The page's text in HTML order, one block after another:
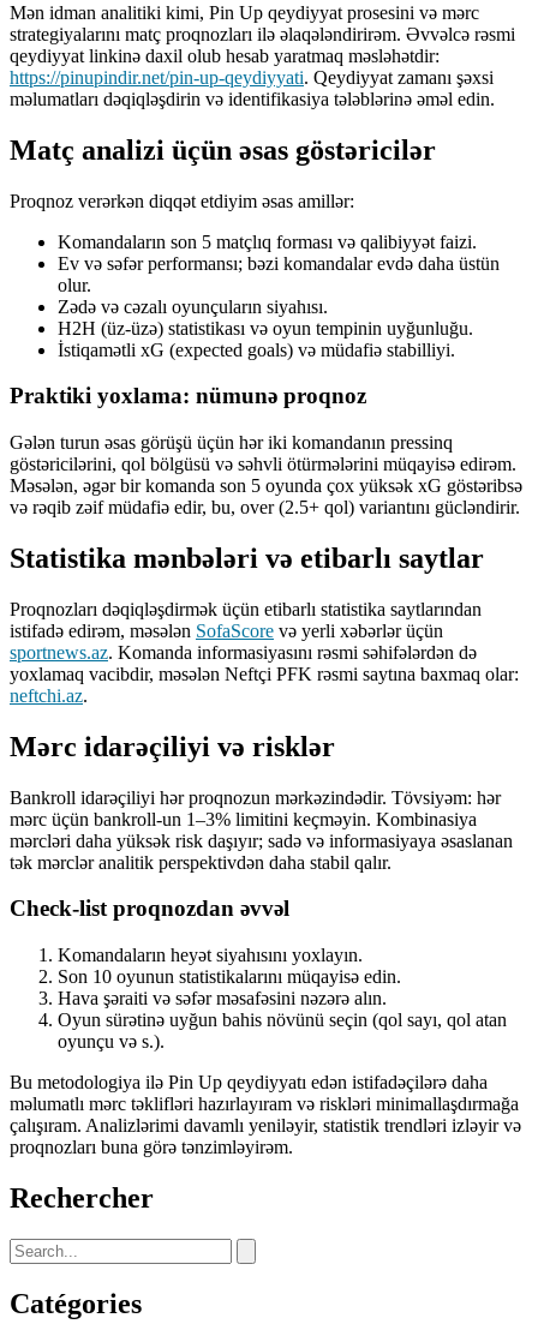
Mən idman analitiki kimi, Pin Up qeydiyyat prosesini və mərc
strategiyalarını matç proqnozları ilə əlaqələndirirəm. Əvvəlcə rəsmi
qeydiyyat linkinə daxil olub hesab yaratmaq məsləhətdir:
https://pinupindir.net/pin-up-qeydiyyati. Qeydiyyat zamanı şəxsi
məlumatları dəqiqləşdirin və identifikasiya tələblərinə əməl edin.
Matç analizi üçün əsas göstəricilər
Proqnoz verərkən diqqət etdiyim əsas amillər:
Komandaların son 5 matçlıq forması və qalibiyyət faizi.
Ev və səfər performansı; bəzi komandalar evdə daha üstün
olur.
Zədə və cəzalı oyunçuların siyahısı.
H2H (üz-üzə) statistikası və oyun tempinin uyğunluğu.
İstiqamətli xG (expected goals) və müdafiə stabilliyi.
Praktiki yoxlama: nümunə proqnoz
Gələn turun əsas görüşü üçün hər iki komandanın pressinq
göstəricilərini, qol bölgüsü və səhvli ötürmələrini müqayisə edirəm.
Məsələn, əgər bir komanda son 5 oyunda çox yüksək xG göstəribsə
və rəqib zəif müdafiə edir, bu, over (2.5+ qol) variantını gücləndirir.
Statistika mənbələri və etibarlı saytlar
Proqnozları dəqiqləşdirmək üçün etibarlı statistika saytlarından
istifadə edirəm, məsələn SofaScore və yerli xəbərlər üçün
sportnews.az. Komanda informasiyasını rəsmi səhifələrdən də
yoxlamaq vacibdir, məsələn Neftçi PFK rəsmi saytına baxmaq olar:
neftchi.az.
Mərc idarəçiliyi və risklər
Bankroll idarəçiliyi hər proqnozun mərkəzindədir. Tövsiyəm: hər
mərc üçün bankroll-un 1–3% limitini keçməyin. Kombinasiya
mərcləri daha yüksək risk daşıyır; sadə və informasiyaya əsaslanan
tək mərclər analitik perspektivdən daha stabil qalır.
Check-list proqnozdan əvvəl
Komandaların heyət siyahısını yoxlayın.
Son 10 oyunun statistikalarını müqayisə edin.
Hava şəraiti və səfər məsafəsini nəzərə alın.
Oyun sürətinə uyğun bahis növünü seçin (qol sayı, qol atan
oyunçu və s.).
Bu metodologiya ilə Pin Up qeydiyyatı edən istifadəçilərə daha
məlumatlı mərc təklifləri hazırlayıram və riskləri minimallaşdırmağa
çalışıram. Analizlərimi davamlı yeniləyir, statistik trendləri izləyir və
proqnozları buna görə tənzimləyirəm.
Rechercher
Catégories